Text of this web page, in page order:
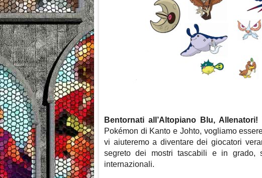
Bentornati all’Altopiano Blu, Allenatori!
Pokémon di Kanto e Johto, vogliamo
vi aiuteremo a diventare dei giocatori
segreto dei mostri tascabili e in grado,
internazionali.